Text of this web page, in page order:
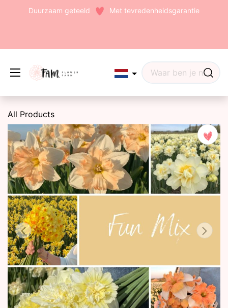
Duurzaam geteeld Met tevredenheidsgarantie
(242)
Edit widget
All Products